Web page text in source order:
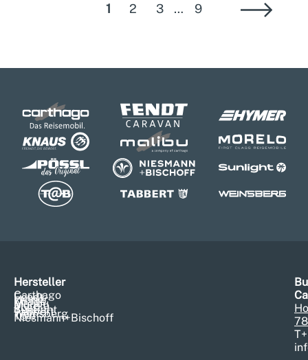
1 2 3 … 9
Hersteller
Carthago
Fendt
Hymer
Knaus
Malibu
Morelo
Pössl
Sunlight
Tabbert
Weinsberg
T@b
Niesmann+Bischoff
T